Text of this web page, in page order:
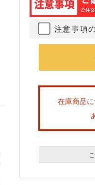
注意事項
在庫商品